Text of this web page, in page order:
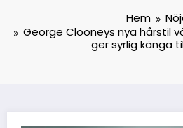
Hem
George Clooneys nya hårstil
ger syrlig känga